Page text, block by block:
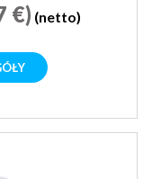
€) (netto)